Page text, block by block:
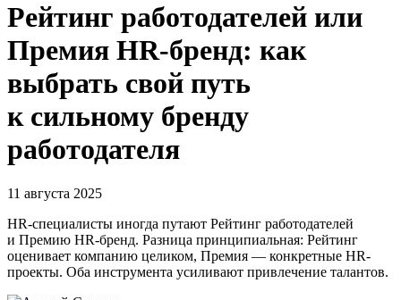
Рейтинг работодателей или
Премия HR-бренд: как
выбрать свой путь
к сильному бренду
работодателя
11 августа 2025
HR-специалисты иногда путают Рейтинг работодателей
и Премию HR-бренд. Разница принципиальная: Рейтинг
оценивает компанию целиком, Премия — конкретные HR-
проекты. Оба инструмента усиливают привлечение талантов.